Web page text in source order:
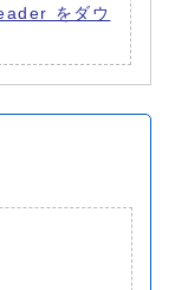
をダウ